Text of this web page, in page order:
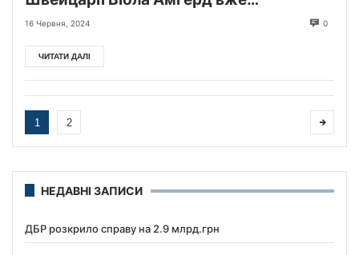
відкривають Саміт миру у Швейцарії
16 Червня, 2024 0
ЧИТАТИ ДАЛІ
1 2
НЕДАВНІ ЗАПИСИ
ДБР розкрило справу на 2.9 млрд.грн